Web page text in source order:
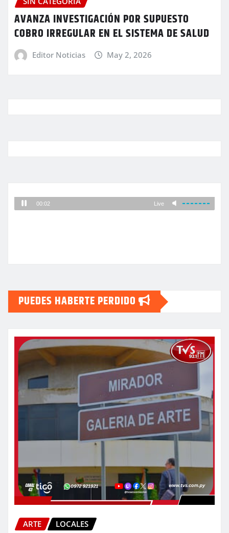
AVANZA INVESTIGACIÓN POR SUPUESTO
COBRO IRREGULAR EN EL SISTEMA DE SALUD
Editor Noticias May 2, 2026
PUEDES HABERTE PERDIDO
ARTE LOCALES